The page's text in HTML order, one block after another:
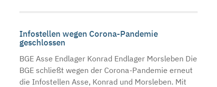
Infostellen wegen Corona-Pandemie
geschlossen
BGE Asse Endlager Konrad Endlager Morsleben Die
BGE schließt wegen der Corona-Pandemie erneut
die Infostellen Asse, Konrad und Morsleben. Mit